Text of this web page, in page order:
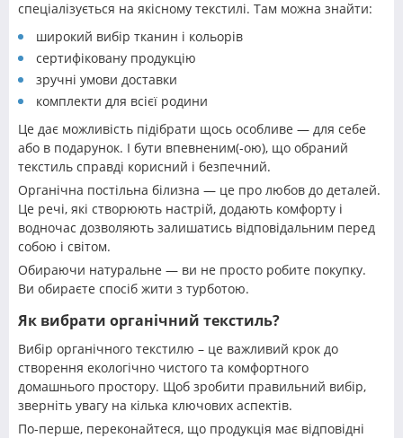
спеціалізується на якісному текстилі. Там можна знайти:
широкий вибір тканин і кольорів
сертифіковану продукцію
зручні умови доставки
комплекти для всієї родини
Це дає можливість підібрати щось особливе — для себе
або в подарунок. І бути впевненим(-ою), що обраний
текстиль справді корисний і безпечний.
Органічна постільна білизна — це про любов до деталей.
Це речі, які створюють настрій, додають комфорту і
водночас дозволяють залишатись відповідальним перед
собою і світом.
Обираючи натуральне — ви не просто робите покупку.
Ви обираєте спосіб жити з турботою.
Як вибрати органічний текстиль?
Вибір органічного текстилю – це важливий крок до
створення екологічно чистого та комфортного
домашнього простору. Щоб зробити правильний вибір,
зверніть увагу на кілька ключових аспектів.
По-перше, переконайтеся, що продукція має відповідні